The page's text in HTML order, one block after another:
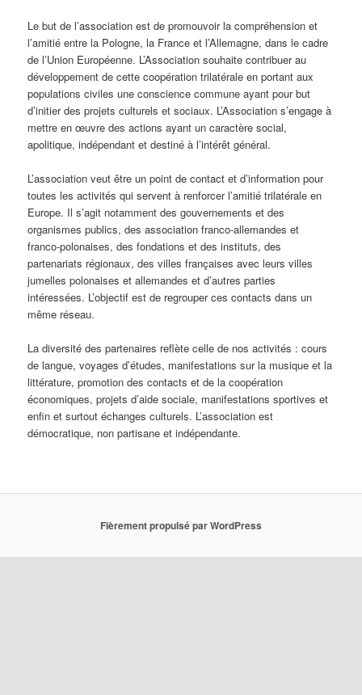
Le but de l’association est de promouvoir la compréhension et
l’amitié entre la Pologne, la France et l’Allemagne, dans le cadre
de l’Union Européenne. L’Association souhaite contribuer au
développement de cette coopération trilatérale en portant aux
populations civiles une conscience commune ayant pour but
d’initier des projets culturels et sociaux. L’Association s’engage à
mettre en œuvre des actions ayant un caractère social,
apolitique, indépendant et destiné à l’intérêt général.
L’association veut être un point de contact et d’information pour
toutes les activités qui servent à renforcer l’amitié trilatérale en
Europe. Il s’agit notamment des gouvernements et des
organismes publics, des association franco-allemandes et
franco-polonaises, des fondations et des instituts, des
partenariats régionaux, des villes françaises avec leurs villes
jumelles polonaises et allemandes et d’autres parties
intéressées. L’objectif est de regrouper ces contacts dans un
même réseau.
La diversité des partenaires reflète celle de nos activités : cours
de langue, voyages d’études, manifestations sur la musique et la
littérature, promotion des contacts et de la coopération
économiques, projets d’aide sociale, manifestations sportives et
enfin et surtout échanges culturels. L’association est
démocratique, non partisane et indépendante.
Fièrement propulsé par WordPress